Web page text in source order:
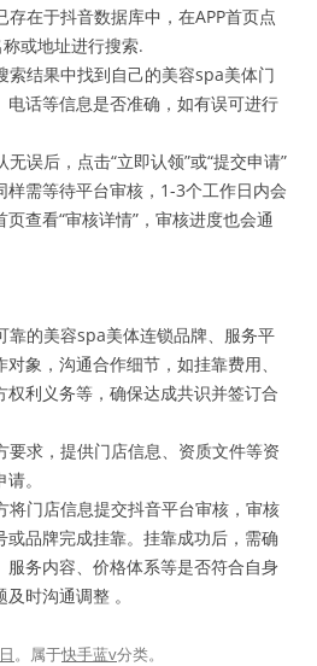
在于抖音数据库中，在APP首页点
或地址进行搜索.
结果中找到自己的美容spa美体门
电话等信息是否准确，如有误可进行
误后，点击“立即认领”或“提交申请”
需等待平台审核，1-3个工作日内会
查看“审核详情”，审核进度也会通
的美容spa美体连锁品牌、服务平
象，沟通合作细节，如挂靠费用、
权利义务等，确保达成共识并签订合
求，提供门店信息、资质文件等资
。
门店信息提交抖音平台审核，审核
品牌完成挂靠。挂靠成功后，需确
服务内容、价格体系等是否符合自身
时沟通调整 。
。属于快手蓝v分类。